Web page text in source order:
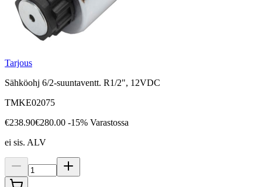
Tarjous
Sähköohj 6/2-suuntaventt. R1/2", 12VDC
TMKE02075
€238.90€280.00 -15% Varastossa
ei sis. ALV